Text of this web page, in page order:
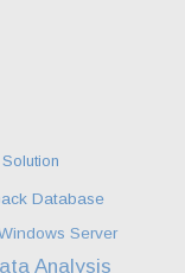
Database
Server
Analysis